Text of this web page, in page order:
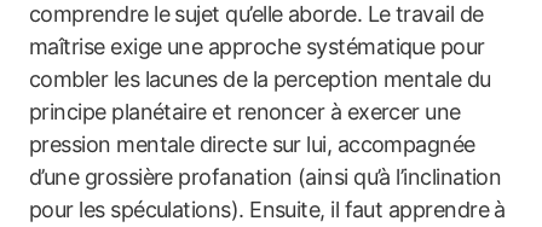
comprendre le sujet qu’elle aborde. Le travail de
maîtrise exige une approche systématique pour
combler les lacunes de la perception mentale du
principe planétaire et renoncer à exercer une
pression mentale directe sur lui, accompagnée
d’une grossière profanation (ainsi qu’à l’inclination
pour les spéculations). Ensuite, il faut apprendre à